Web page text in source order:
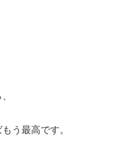
う最高です。